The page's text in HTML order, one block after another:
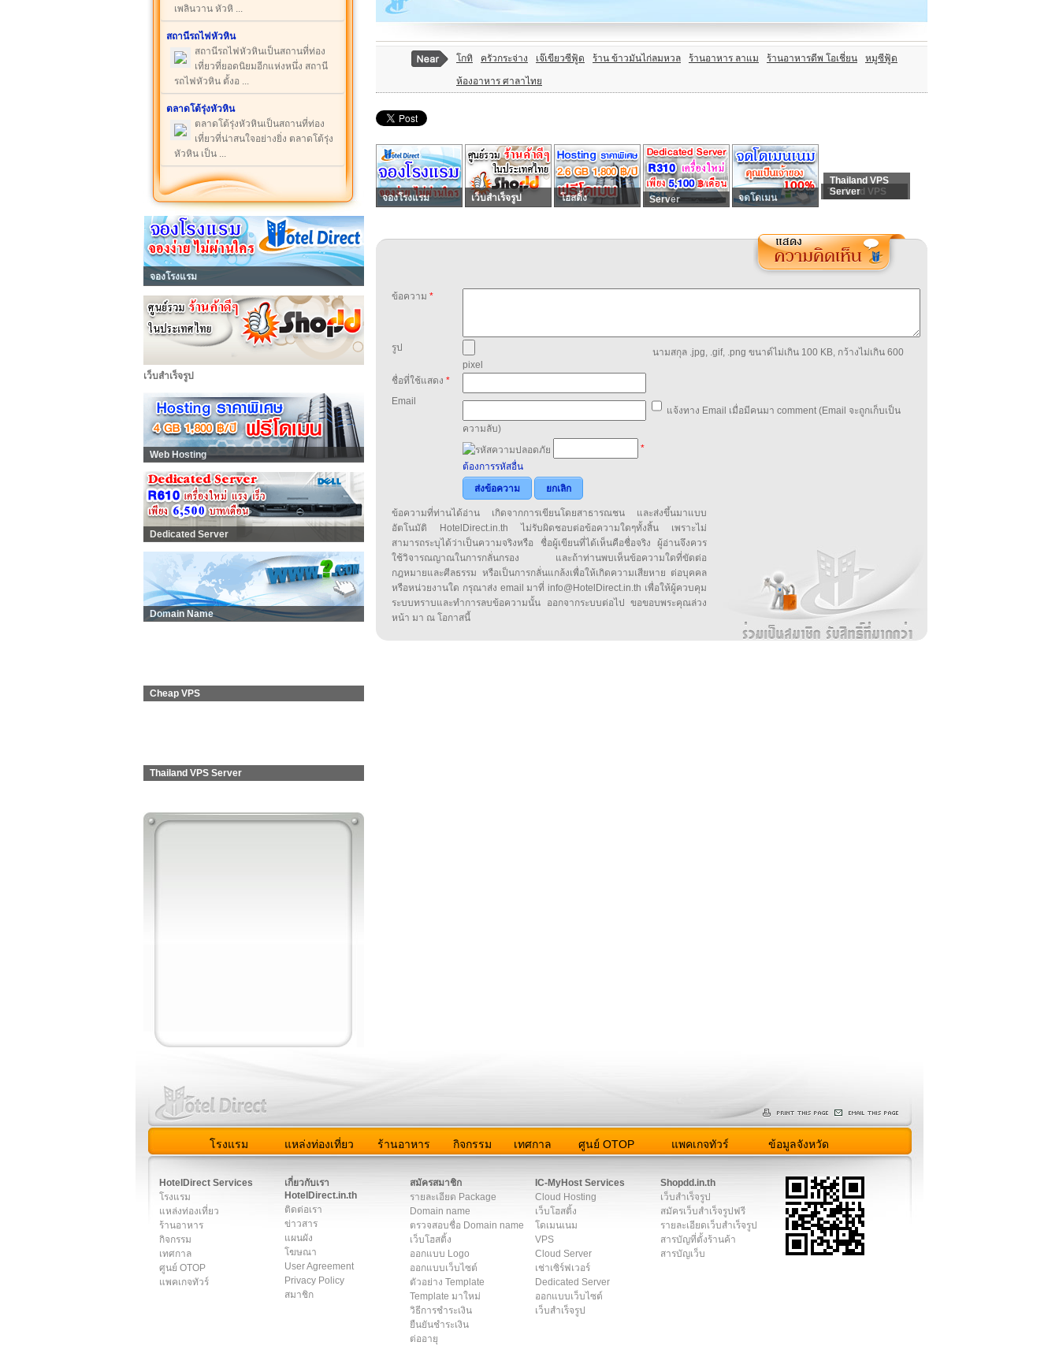
เพลินวาน หัวหิ ...
สถานีรถไฟหัวหิน
สถานีรถไฟหัวหินเป็นสถานที่ท่อง
เที่ยวที่ยอดนิยมอีกแห่งหนึ่ง สถานี
รถไฟหัวหิน ตั้งอ ...
ตลาดโต้รุ่งหัวหิน
ตลาดโต้รุ่งหัวหินเป็นสถานที่ท่อง
เที่ยวที่น่าสนใจอย่างยิ่ง ตลาดโต้รุ่ง
หัวหิน เป็น ...
จองโรงแรม
เว็บสำเร็จรูป
Web Hosting
Dedicated Server
Domain Name
Cheap VPS
Thailand VPS Server
โกทิ ครัวกระจ่าง เจ๊เขียวซีฟู้ด ร้าน ข้าวมันไก่ลมหวล ร้านอาหาร ลาแม ร้านอาหารดีพ โอเชี่ยน หมูซีฟู้ด
ห้องอาหาร ศาลาไทย
จองโรงแรม เว็บสำเร็จรูป โฮสติ้ง Server จดโดเมน
Thailand VPS
Thailand VPS
Server
ข้อความ *
รูป
นามสกุล .jpg, .gif, .png ขนาด์ไม่เกิน 100 KB, กว้างไม่เกิน 600
pixel
ชื่อที่ใช้แสดง *
Email
แจ้งทาง Email เมื่อมีคนมา comment (Email จะถูกเก็บเป็น
ความลับ)
*
ต้องการรหัสอื่น
ส่งข้อความ
ยกเลิก
ข้อความที่ท่านได้อ่าน เกิดจากการเขียนโดยสาธารณชน และส่งขึ้นมาแบบ
อัตโนมัติ HotelDirect.in.th ไม่รับผิดชอบต่อข้อความใดๆทั้งสิ้น เพราะไม่
สามารถระบุได้ว่าเป็นความจริงหรือ ชื่อผู้เขียนที่ได้เห็นคือชื่อจริง ผู้อ่านจึงควร
ใช้วิจารณญาณในการกลั่นกรอง และถ้าท่านพบเห็นข้อความใดที่ขัดต่อ
กฎหมายและศีลธรรม หรือเป็นการกลั่นแกล้งเพื่อให้เกิดความเสียหาย ต่อบุคคล
หรือหน่วยงานใด กรุณาส่ง email มาที่ info@HotelDirect.in.th เพื่อให้ผู้ควบคุม
ระบบทราบและทำการลบข้อความนั้น ออกจากระบบต่อไป ขอขอบพระคุณล่วง
หน้า มา ณ โอกาสนี้
โรงแรม แหล่งท่องเที่ยว ร้านอาหาร กิจกรรม เทศกาล ศูนย์ OTOP แพคเกจทัวร์ ข้อมูลจังหวัด
HotelDirect Services
โรงแรม
แหล่งท่องเที่ยว
ร้านอาหาร
กิจกรรม
เทศกาล
ศูนย์ OTOP
แพคเกจทัวร์
เกี่ยวกับเรา
HotelDirect.in.th
ติดต่อเรา
ข่าวสาร
แผนผัง
โฆษณา
User Agreement
Privacy Policy
สมาชิก
สมัครสมาชิก
รายละเอียด Package
Domain name
ตรวจสอบชื่อ Domain name
เว็บโฮสติ้ง
ออกแบบ Logo
ออกแบบเว็บไซต์
ตัวอย่าง Template
Template มาใหม่
วิธีการชำระเงิน
ยืนยันชำระเงิน
ต่ออายุ
IC-MyHost Services
Cloud Hosting
เว็บโฮสติ้ง
โดเมนเนม
VPS
Cloud Server
เช่าเซิร์ฟเวอร์
Dedicated Server
ออกแบบเว็บไซต์
เว็บสำเร็จรูป
Shopdd.in.th
เว็บสำเร็จรูป
สมัครเว็บสำเร็จรูปฟรี
รายละเอียดเว็บสำเร็จรูป
สารบัญที่ตั้งร้านค้า
สารบัญเว็บ